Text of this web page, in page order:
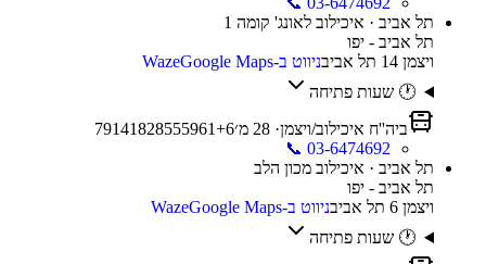
תל אביב · איכילוב לאונג' קומה 1
תל אביב - יפו
ויצמן 14 תל אביב
ניווט ב-WazeGoogle Maps
🕐 שעות פתיחה
ביה''ח איכילוב/ויצמן·
28 מ׳ 79141828555961+6
📞 03-6474692
תל אביב · איכילוב מכון הלב
תל אביב - יפו
ויצמן 6 תל אביב
ניווט ב-WazeGoogle Maps
🕐 שעות פתיחה